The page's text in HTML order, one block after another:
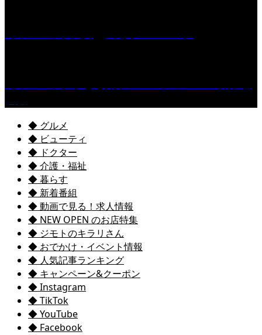
◆ グルメ
◆ ビューティ
◆ ドクター
◆ 介護・福祉
◆ 暮らす
◆ 新着番組
◆ 動画で見る！求人情報
◆ NEW OPEN のお店特集
◆ ジモトのキラリさん
◆ おでかけ・イベント情報
◆ 人気記事ランキング
◆ キャンペーン&クーポン
◆ Instagram
◆ TikTok
◆ YouTube
◆ Facebook